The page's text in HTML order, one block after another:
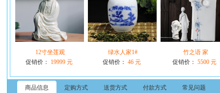
12寸坐莲观
促销价：
19999 元
绿水人家1#
促销价： 46 元
竹之语 家
促销价： 5500 元
商品信息 定购方式 送货方式 付款方式 常见问题